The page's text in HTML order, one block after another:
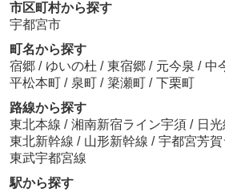
市区町村から探す
宇都宮市
町名から探す
宿郷 / ゆいの杜 / 東宿郷 / 元今泉 / 中
平松本町 / 泉町 / 簗瀬町 / 下栗町
路線から探す
東北本線 / 湘南新宿ライン宇須 / 日
東北新幹線 / 山形新幹線 / 宇都宮芳
東武宇都宮線
駅から探す